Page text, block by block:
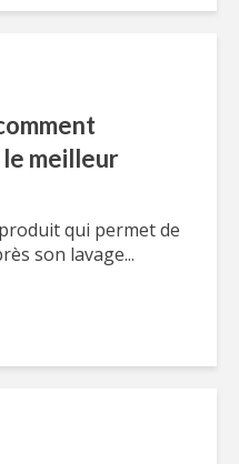
le meilleur
qui permet de
son lavage...